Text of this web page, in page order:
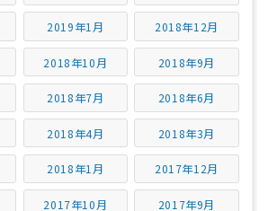
2019年1月 2018年12月
2018年10月 2018年9月
2018年7月 2018年6月
2018年4月 2018年3月
2018年1月 2017年12月
2017年10月 2017年9月